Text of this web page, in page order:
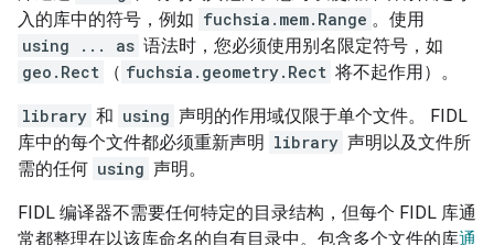
入的库中的符号，例如 fuchsia.mem.Range 。使用
using ... as 语法时，您必须使用别名限定符号，如
geo.Rect
（ fuchsia.geometry.Rect 将不起作用）。
library 和 using 声明的作用域仅限于单个文件。 FIDL
库中的每个文件都必须重新声明 library 声明以及文件所
需的任何 using 声明。
FIDL 编译器不需要任何特定的目录结构，但每个 FIDL 库通
常都整理在以该库命名的自有目录中。包含多个文件的库通